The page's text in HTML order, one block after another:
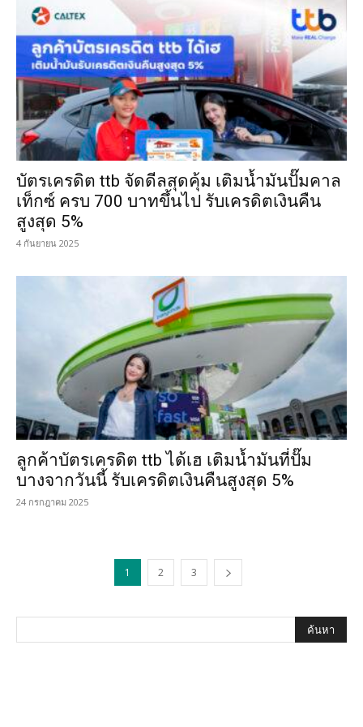
บัตรเครดิต ttb จัดดีลสุดคุ้ม เติมน้ำมันปั๊มคาล
เท็กซ์ ครบ 700 บาทขึ้นไป รับเครดิตเงินคืน
สูงสุด 5%
4 กันยายน 2025
ลูกค้าบัตรเครดิต ttb ได้เฮ เติมน้ำมันที่ปั๊ม
บางจากวันนี้ รับเครดิตเงินคืนสูงสุด 5%
24 กรกฎาคม 2025
1 2 3